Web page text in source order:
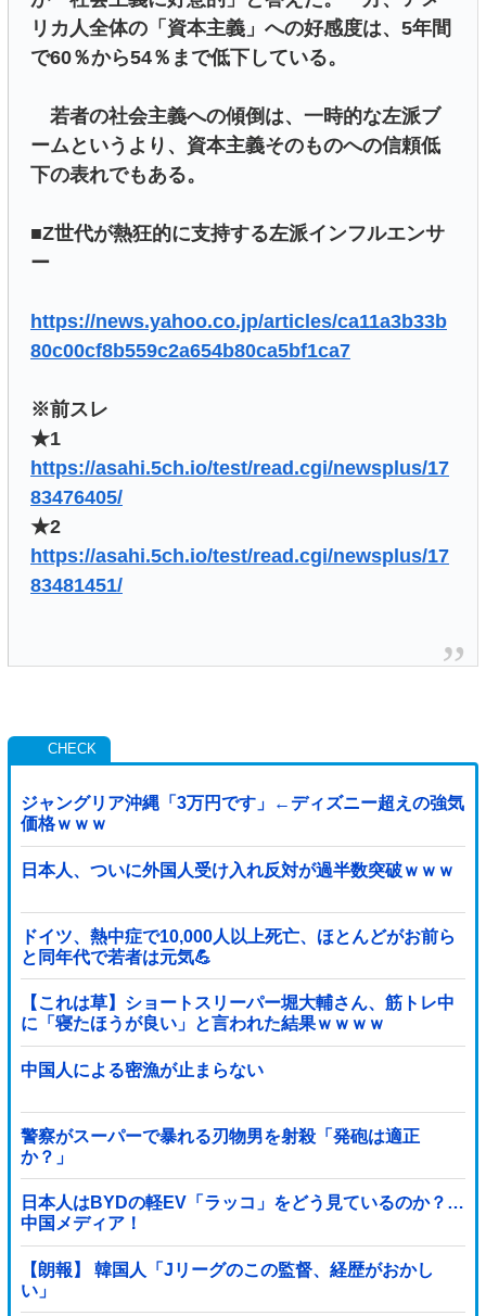
リカ人全体の「資本主義」への好感度は、5年間
で60％から54％まで低下している。
若者の社会主義への傾倒は、一時的な左派ブ
ームというより、資本主義そのものへの信頼低
下の表れでもある。
■Z世代が熱狂的に支持する左派インフルエンサ
ー
https://news.yahoo.co.jp/articles/ca11a3b33b
80c00cf8b559c2a654b80ca5bf1ca7
※前スレ
★1
https://asahi.5ch.io/test/read.cgi/newsplus/17
83476405/
★2
https://asahi.5ch.io/test/read.cgi/newsplus/17
83481451/
ジャングリア沖縄「3万円です」←ディズニー超えの強気
価格ｗｗｗ
日本人、ついに外国人受け入れ反対が過半数突破ｗｗｗ
ドイツ、熱中症で10,000人以上死亡、ほとんどがお前ら
と同年代で若者は元気💪
【これは草】ショートスリーパー堀大輔さん、筋トレ中
に「寝たほうが良い」と言われた結果ｗｗｗｗ
中国人による密漁が止まらない
警察がスーパーで暴れる刃物男を射殺「発砲は適正
か？」
日本人はBYDの軽EV「ラッコ」をどう見ているのか？…
中国メディア！
【朗報】 韓国人「Jリーグのこの監督、経歴がおかし
い」